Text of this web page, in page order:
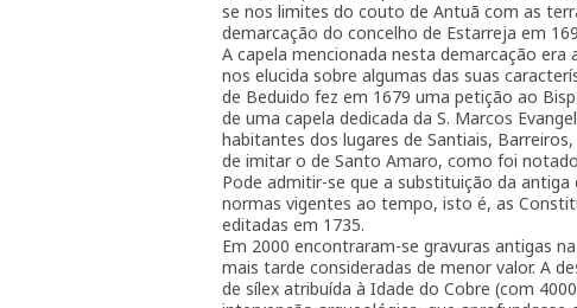
se nos limites do couto de Antuã com as
demarcação do concelho de Estarreja em
A capela mencionada nesta demarcação
nos elucida sobre algumas das suas
de Beduido fez em 1679 uma petição ao
de uma capela dedicada da S. Marcos
habitantes dos lugares de Santiais,
de imitar o de Santo Amaro, como foi
Pode admitir-se que a substituição da
normas vigentes ao tempo, isto é, as
editadas em 1735.
Em 2000 encontraram-se gravuras antigas
mais tarde consideradas de menor valor. A
de sílex atribuída à Idade do Cobre (com